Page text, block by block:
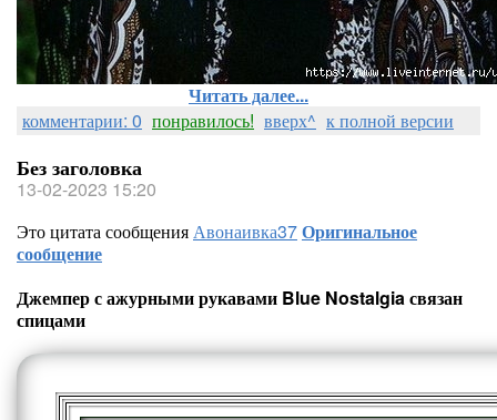
Читать далее...
комментарии: 0 понравилось! вверх^ к полной версии
Без заголовка
13-02-2023 15:20
Это цитата сообщенияАвонаивка37Оригинальное
сообщение
Джемпер с ажурными рукавами Blue Nostalgia связан
спицами